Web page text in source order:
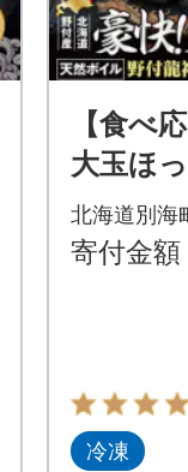
【食べ
大玉ほ
g×2) 満
然ボイ
北海道別海
寄付金額
冷凍